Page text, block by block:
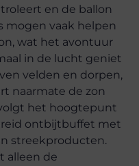
en de ballon
mogen vaak helpen
wat het avontuur
in de lucht geniet
velden en dorpen,
naarmate de zon
het hoogtepunt
ontbijtbuffet met
streekproducten.
alleen de